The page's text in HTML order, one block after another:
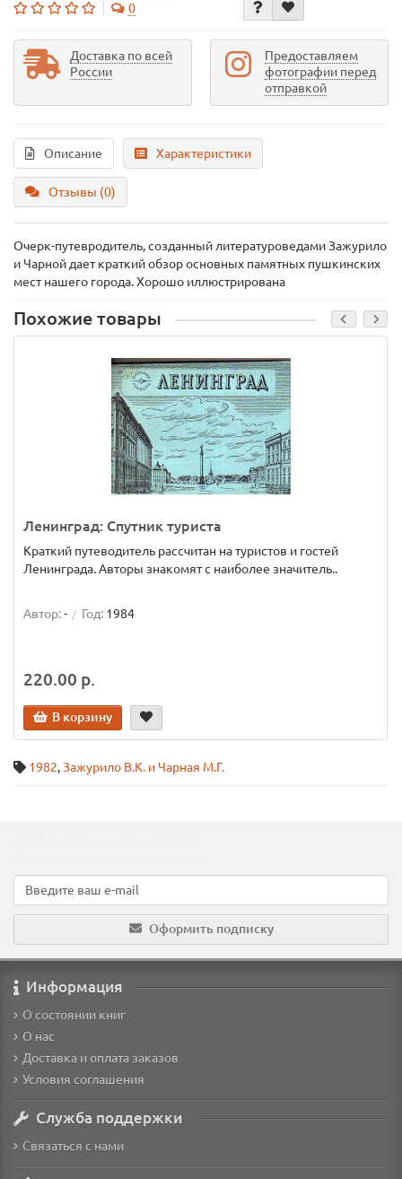
0
Доставка по всей
России
Предоставляем
фотографии перед
отправкой
Описание Характеристики
Отзывы (0)
Очерк-путевродитель, созданный литературоведами Зажурило
и Чарной дает краткий обзор основных памятных пушкинских
мест нашего города. Хорошо иллюстрирована
Похожие товары
Ленинград: Спутник туриста
Краткий путеводитель рассчитан на туристов и гостей
Ленинграда. Авторы знакомят с наиболее значитель..
Автор:- Год: 1984
220.00 р.
В корзину
1982,Зажурило В.К. и Чарная М.Г.
Оформить подписку
Информация
О состоянии книг
О нас
Доставка и оплата заказов
Условия соглашения
Служба поддержки
Связаться с нами